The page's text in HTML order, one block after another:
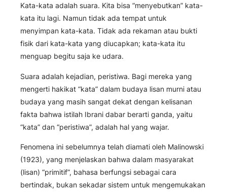
Kata-kata adalah suara. Kita bisa “menyebutkan” kata-
kata itu lagi. Namun tidak ada tempat untuk
menyimpan kata-kata. Tidak ada rekaman atau bukti
fisik dari kata-kata yang diucapkan; kata-kata itu
menguap begitu saja ke udara.
Suara adalah kejadian, peristiwa. Bagi mereka yang
mengerti hakikat “kata” dalam budaya lisan murni atau
budaya yang masih sangat dekat dengan kelisanan
fakta bahwa istilah Ibrani dabar berarti ganda, yaitu
“kata” dan “peristiwa”, adalah hal yang wajar.
Fenomena ini sebelumnya telah diamati oleh Malinowski
(1923), yang menjelaskan bahwa dalam masyarakat
(lisan) “primitif”, bahasa berfungsi sebagai cara
bertindak, bukan sekadar sistem untuk mengemukakan